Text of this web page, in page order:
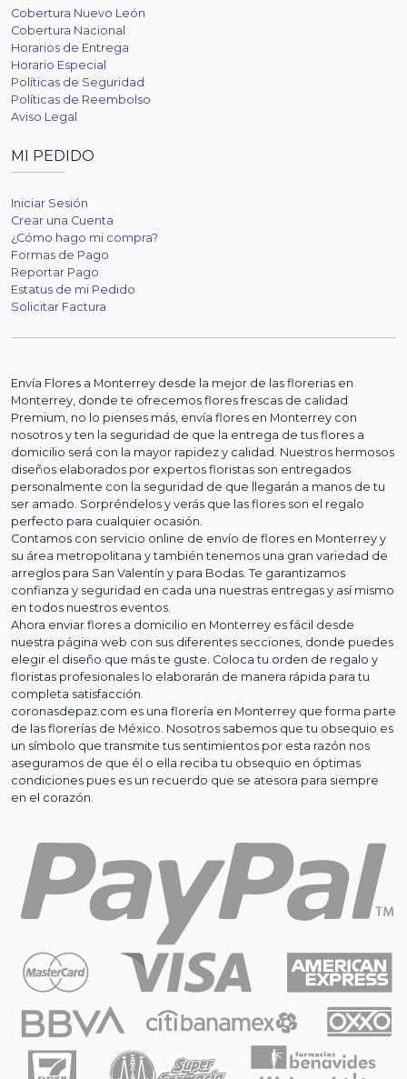
Cobertura Nuevo León
Cobertura Nacional
Horarios de Entrega
Horario Especial
Políticas de Seguridad
Políticas de Reembolso
Aviso Legal
MI PEDIDO
Iniciar Sesión
Crear una Cuenta
¿Cómo hago mi compra?
Formas de Pago
Reportar Pago
Estatus de mi Pedido
Solicitar Factura
Envía Flores a Monterrey desde la mejor de las florerias en
Monterrey, donde te ofrecemos flores frescas de calidad
Premium, no lo pienses más, envía flores en Monterrey con
nosotros y ten la seguridad de que la entrega de tus flores a
domicilio será con la mayor rapidez y calidad. Nuestros hermosos
diseños elaborados por expertos floristas son entregados
personalmente con la seguridad de que llegarán a manos de tu
ser amado. Sorpréndelos y verás que las flores son el regalo
perfecto para cualquier ocasión.
Contamos con servicio online de envío de flores en Monterrey y
su área metropolitana y también tenemos una gran variedad de
arreglos para San Valentín y para Bodas. Te garantizamos
confianza y seguridad en cada una nuestras entregas y así mismo
en todos nuestros eventos.
Ahora enviar flores a domicilio en Monterrey es fácil desde
nuestra página web con sus diferentes secciones, donde puedes
elegir el diseño que más te guste. Coloca tu orden de regalo y
floristas profesionales lo elaborarán de manera rápida para tu
completa satisfacción.
coronasdepaz.com es una florería en Monterrey que forma parte
de las florerías de México. Nosotros sabemos que tu obsequio es
un símbolo que transmite tus sentimientos por esta razón nos
aseguramos de que él o ella reciba tu obsequio en óptimas
condiciones pues es un recuerdo que se atesora para siempre
en el corazón.